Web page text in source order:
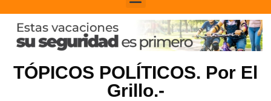
TÓPICOS POLÍTICOS. Por El
Grillo.-